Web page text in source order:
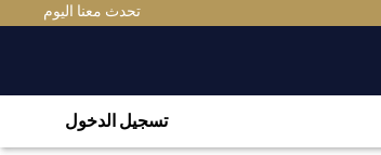
تحدث معنا اليوم
تسجيل الدخول